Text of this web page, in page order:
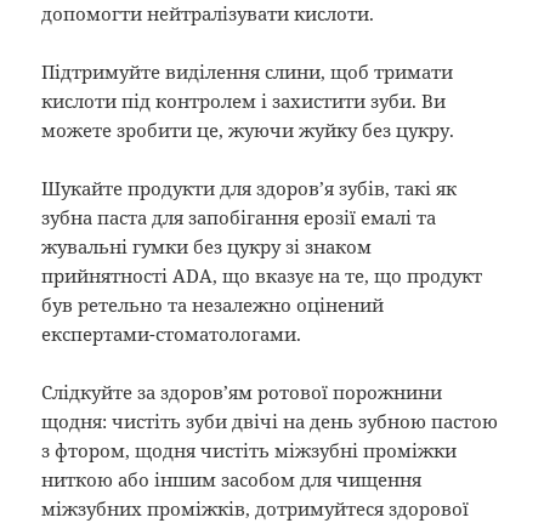
допомогти нейтралізувати кислоти.
Підтримуйте виділення слини, щоб тримати
кислоти під контролем і захистити зуби. Ви
можете зробити це, жуючи жуйку без цукру.
Шукайте продукти для здоров’я зубів, такі як
зубна паста для запобігання ерозії емалі та
жувальні гумки без цукру зі знаком
прийнятності ADA, що вказує на те, що продукт
був ретельно та незалежно оцінений
експертами-стоматологами.
Слідкуйте за здоров’ям ротової порожнини
щодня: чистіть зуби двічі на день зубною пастою
з фтором, щодня чистіть міжзубні проміжки
ниткою або іншим засобом для чищення
міжзубних проміжків, дотримуйтеся здорової